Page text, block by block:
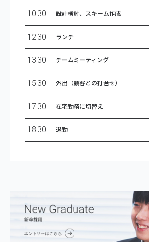
10:30 設計検討、スキーム作成
12:30 ランチ
13:30 チームミーティング
15:30 外出（顧客との打合せ）
17:30 在宅勤務に切替え
18:30 退勤